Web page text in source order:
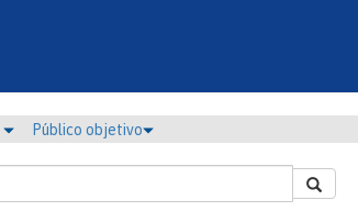
Público objetivo